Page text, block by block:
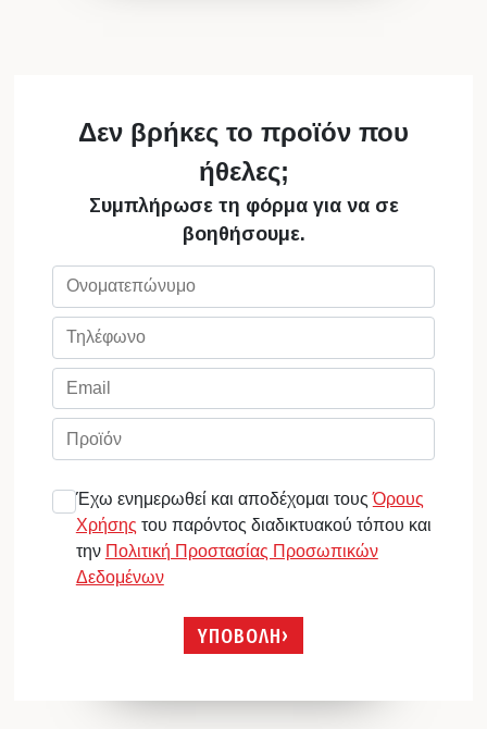
Δεν βρήκες το προϊόν που
ήθελες;
Συμπλήρωσε τη φόρμα για να σε
βοηθήσουμε.
Έχω ενημερωθεί και αποδέχομαι τουςΌρους
Χρήσης του παρόντος διαδικτυακού τόπου και
την Πολιτική Προστασίας Προσωπικών
Δεδομένων
ΥΠΟΒΟΛΗ